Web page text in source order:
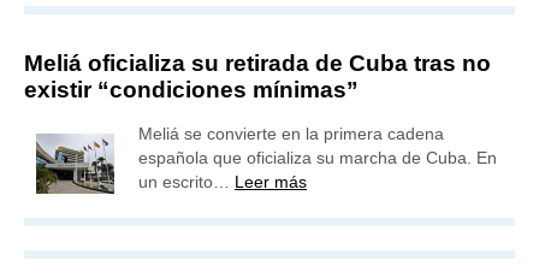
Meliá oficializa su retirada de Cuba tras no
existir “condiciones mínimas”
Meliá se convierte en la primera cadena
española que oficializa su marcha de Cuba. En
un escrito… Leer más